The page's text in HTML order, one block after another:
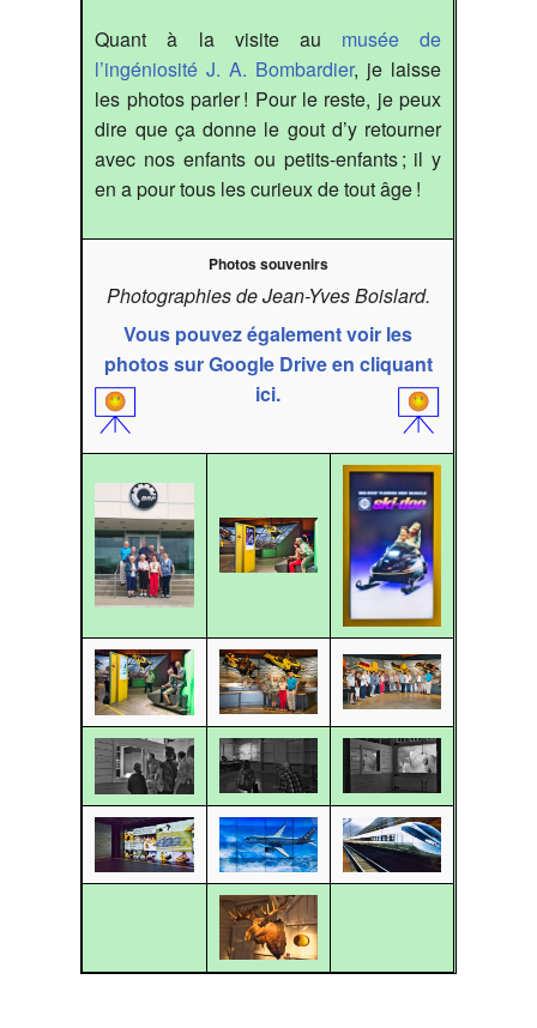
Quant à la visite au musée de
l’ingéniosité J. A. Bombardier, je laisse
les photos parler ! Pour le reste, je peux
dire que ça donne le gout d’y retourner
avec nos enfants ou petits-enfants ; il y
en a pour tous les curieux de tout âge !
Photos souvenirs
Photographies de Jean-Yves Boislard.
Vous pouvez également voir les
photos sur Google Drive en cliquant
ici.